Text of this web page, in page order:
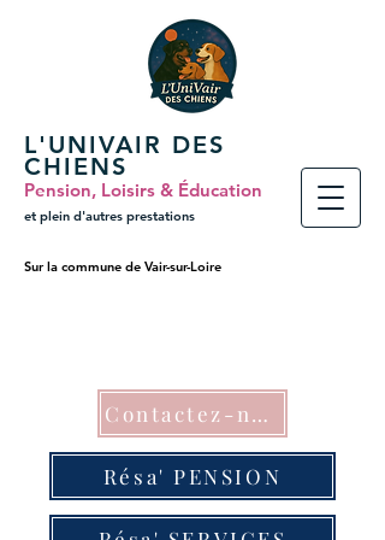
L'UNIVAIR DES
CHIENS
Pension, Loisirs & Éducation
et plein d'autres prestations
Sur la commune de Vair-sur-Loire
Contactez-nous
Résa' PENSION